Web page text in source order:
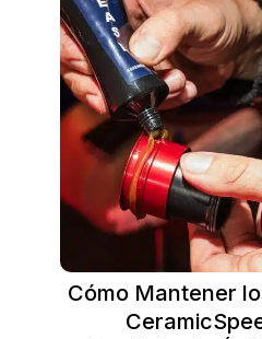
Cómo Mantener